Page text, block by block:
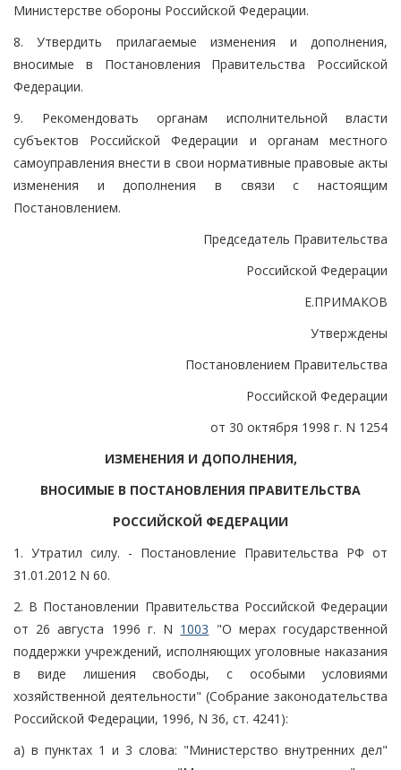
Министерстве обороны Российской Федерации.
8. Утвердить прилагаемые изменения и дополнения,
вносимые в Постановления Правительства Российской
Федерации.
9. Рекомендовать органам исполнительной власти
субъектов Российской Федерации и органам местного
самоуправления внести в свои нормативные правовые акты
изменения и дополнения в связи с настоящим
Постановлением.
Председатель Правительства
Российской Федерации
Е.ПРИМАКОВ
Утверждены
Постановлением Правительства
Российской Федерации
от 30 октября 1998 г. N 1254
ИЗМЕНЕНИЯ И ДОПОЛНЕНИЯ,
ВНОСИМЫЕ В ПОСТАНОВЛЕНИЯ ПРАВИТЕЛЬСТВА
РОССИЙСКОЙ ФЕДЕРАЦИИ
1. Утратил силу. - Постановление Правительства РФ от
31.01.2012 N 60.
2. В Постановлении Правительства Российской Федерации
от 26 августа 1996 г. N 1003 "О мерах государственной
поддержки учреждений, исполняющих уголовные наказания
в виде лишения свободы, с особыми условиями
хозяйственной деятельности" (Собрание законодательства
Российской Федерации, 1996, N 36, ст. 4241):
а) в пунктах 1 и 3 слова: "Министерство внутренних дел"